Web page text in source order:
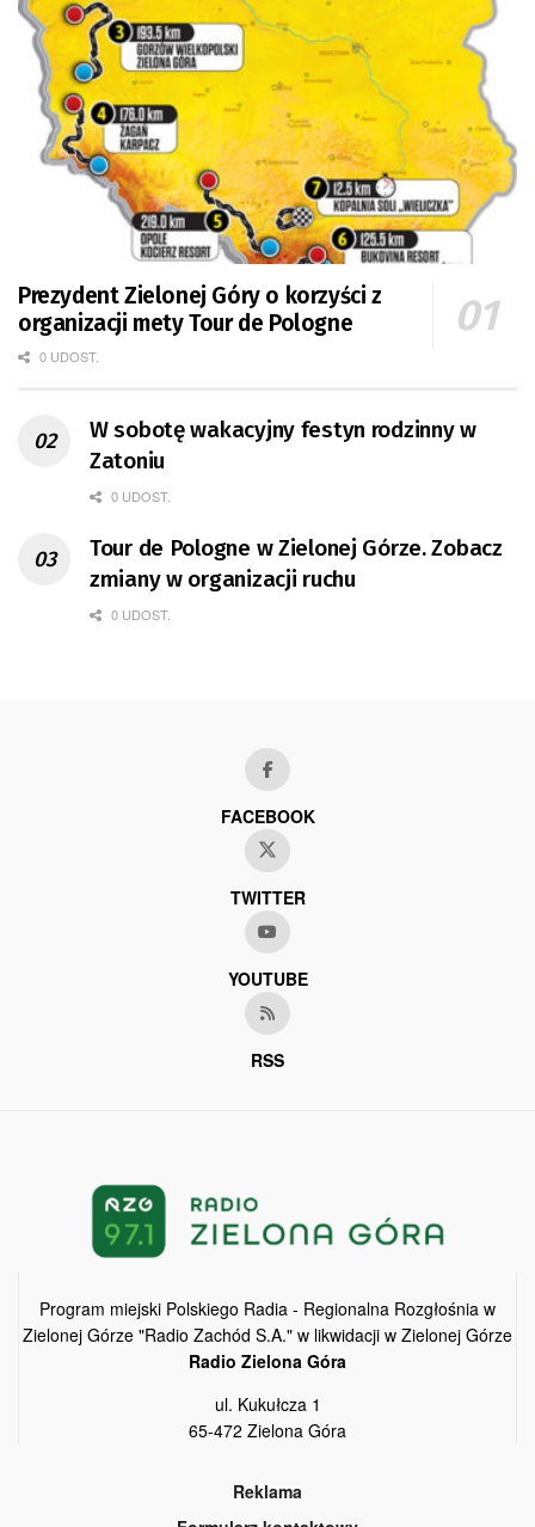
Prezydent Zielonej Góry o korzyści z
organizacji mety Tour de Pologne
0 UDOST.
W sobotę wakacyjny festyn rodzinny w
Zatoniu
0 UDOST.
Tour de Pologne w Zielonej Górze. Zobacz
zmiany w organizacji ruchu
0 UDOST.
FACEBOOK
TWITTER
YOUTUBE
RSS
Program miejski Polskiego Radia - Regionalna Rozgłośnia w
Zielonej Górze "Radio Zachód S.A." w likwidacji w Zielonej Górze
Radio Zielona Góra
ul. Kukułcza 1
65-472 Zielona Góra
Reklama